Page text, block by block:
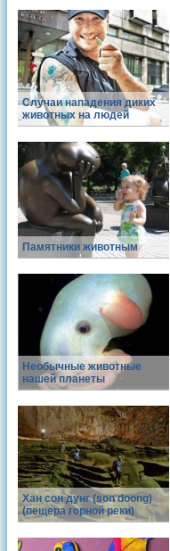
Случаи нападения диких
животных на людей
Памятники животным
Необычные животные
нашей планеты
Хан сон дунг (son doong)
(пещера горной реки)